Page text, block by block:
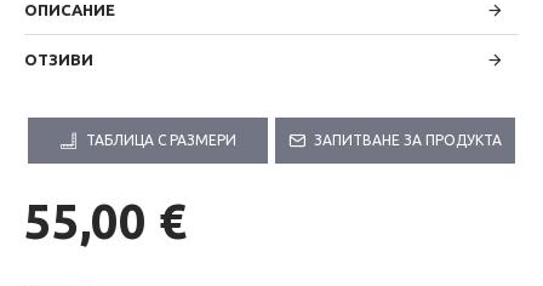
ОПИСАНИЕ
ОТЗИВИ
ТАБЛИЦА С РАЗМЕРИ ЗАПИТВАНЕ ЗА ПРОДУКТА
55,00 €